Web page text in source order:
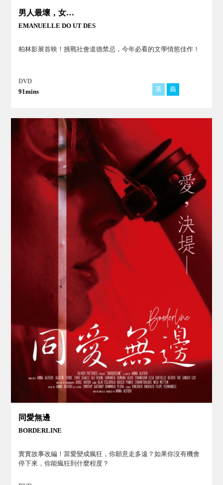
男人最壞，女人最愛
EMANUELLE DO UT DES
柏林影展首映！挑戰社會道德禁忌，今年必看的文學情慾佳作！
DVD
91mins
英 義
同愛無邊
BORDERLINE
實實故事改編！當愛變成瘋狂，你願意走多遠？如果你沒有機會
停下來，你能瘋狂到什麼程度？